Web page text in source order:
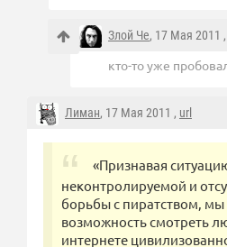
Злой Че, 17 Мая 2011 ,
кто-то уже
Лиман, 17 Мая 2011 , url
«Признавая
неконтролируемой и
борьбы с пиратством,
возможность смотреть
интернете